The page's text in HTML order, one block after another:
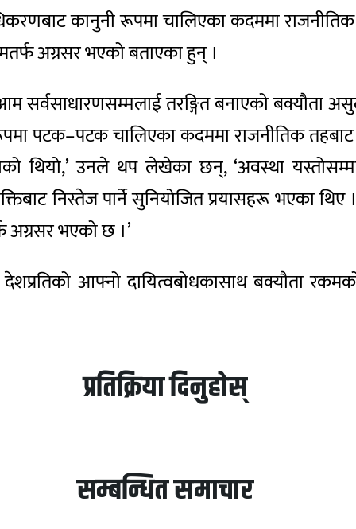
कानुनी रूपमा चालिएका कदममा
अग्रसर भएको बताएका हुन् ।
सर्वसाधारणसम्मलाई तरङ्गित बनाएको बक्यौता
पटक–पटक चालिएका कदममा राजनीतिक
बनेको थियो,’ उनले थप लेखेका छन्, ‘अवस्था
निस्तेज पार्ने सुनियोजित प्रयासहरू भएका
अग्रसर भएको छ ।’
देशप्रतिको आफ्नो दायित्वबोधकासाथ बक्यौता
प्रतिक्रिया दिनुहोस्
सम्बन्धित समाचार